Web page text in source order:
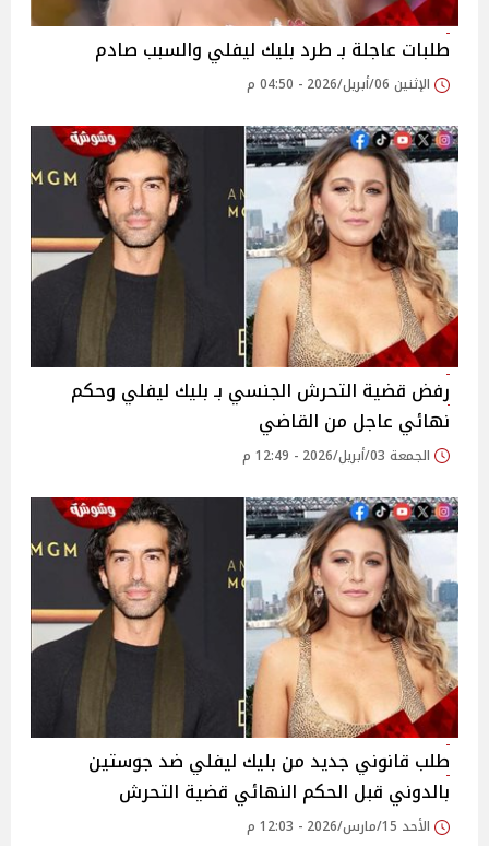
طلبات عاجلة بـ طرد بليك ليفلي والسبب صادم
الإثنين 06/أبريل/2026 - 04:50 م
رفض قضية التحرش الجنسي بـ بليك ليفلي وحكم
نهائي عاجل من القاضي
الجمعة 03/أبريل/2026 - 12:49 م
طلب قانوني جديد من بليك ليفلي ضد جوستين
بالدوني قبل الحكم النهائي قضية التحرش
الأحد 15/مارس/2026 - 12:03 م